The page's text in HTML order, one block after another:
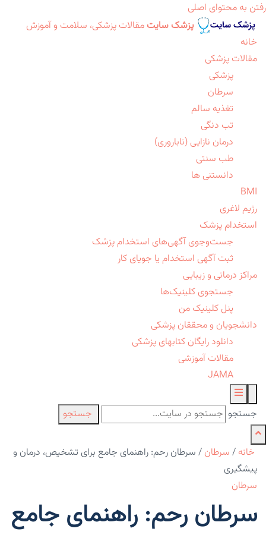
رفتن به محتوای اصلی
پزشک سایت مقالات پزشکی، سلامت و آموزش
خانه
مقالات پزشکی
پزشکی
سرطان
تغذیه سالم
تب دنگی
درمان نازایی (ناباروری)
طب سنتی
دانستنی ها
BMI
رژیم لاغری
استخدام پزشک
جست‌وجوی آگهی‌های استخدام پزشک
ثبت آگهی استخدام یا جویای کار
مراکز درمانی و زیبایی
جستجوی کلینیک‌ها
پنل کلینیک من
دانشجویان و محققان پزشکی
دانلود رایگان کتابهای پزشکی
مقالات آموزشی
JAMA
جستجو جستجو
خانه / سرطان / سرطان رحم: راهنمای جامع برای تشخیص، درمان و
پیشگیری
سرطان
سرطان رحم: راهنمای جامع